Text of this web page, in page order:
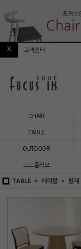
고객센터
CHAIR
TABLE
OUTDOOR
포트폴리오
TABLE 테이블 철재